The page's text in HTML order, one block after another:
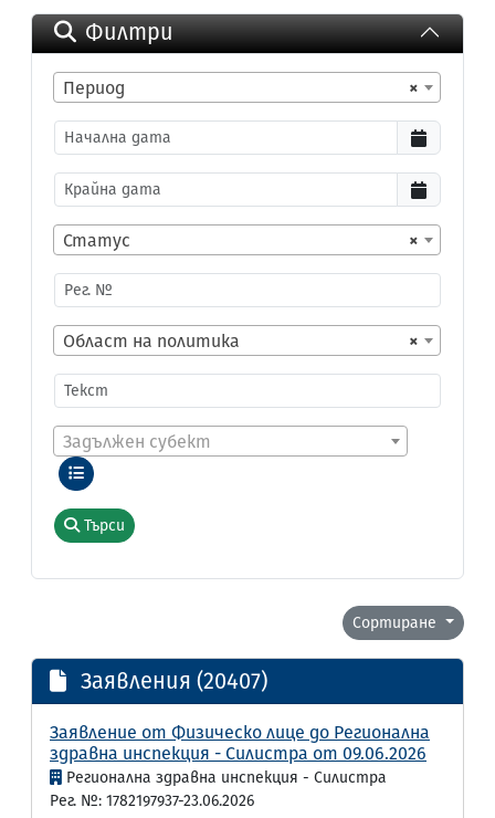
Филтри
×
Период
×
Статус
×
Област на политика
Задължен субект
Търси
Сортиране
Заявления (20407)
Заявление от Физическо лице до Регионална
здравна инспекция - Силистра от 09.06.2026
Регионална здравна инспекция - Силистра
Рег. №: 1782197937-23.06.2026